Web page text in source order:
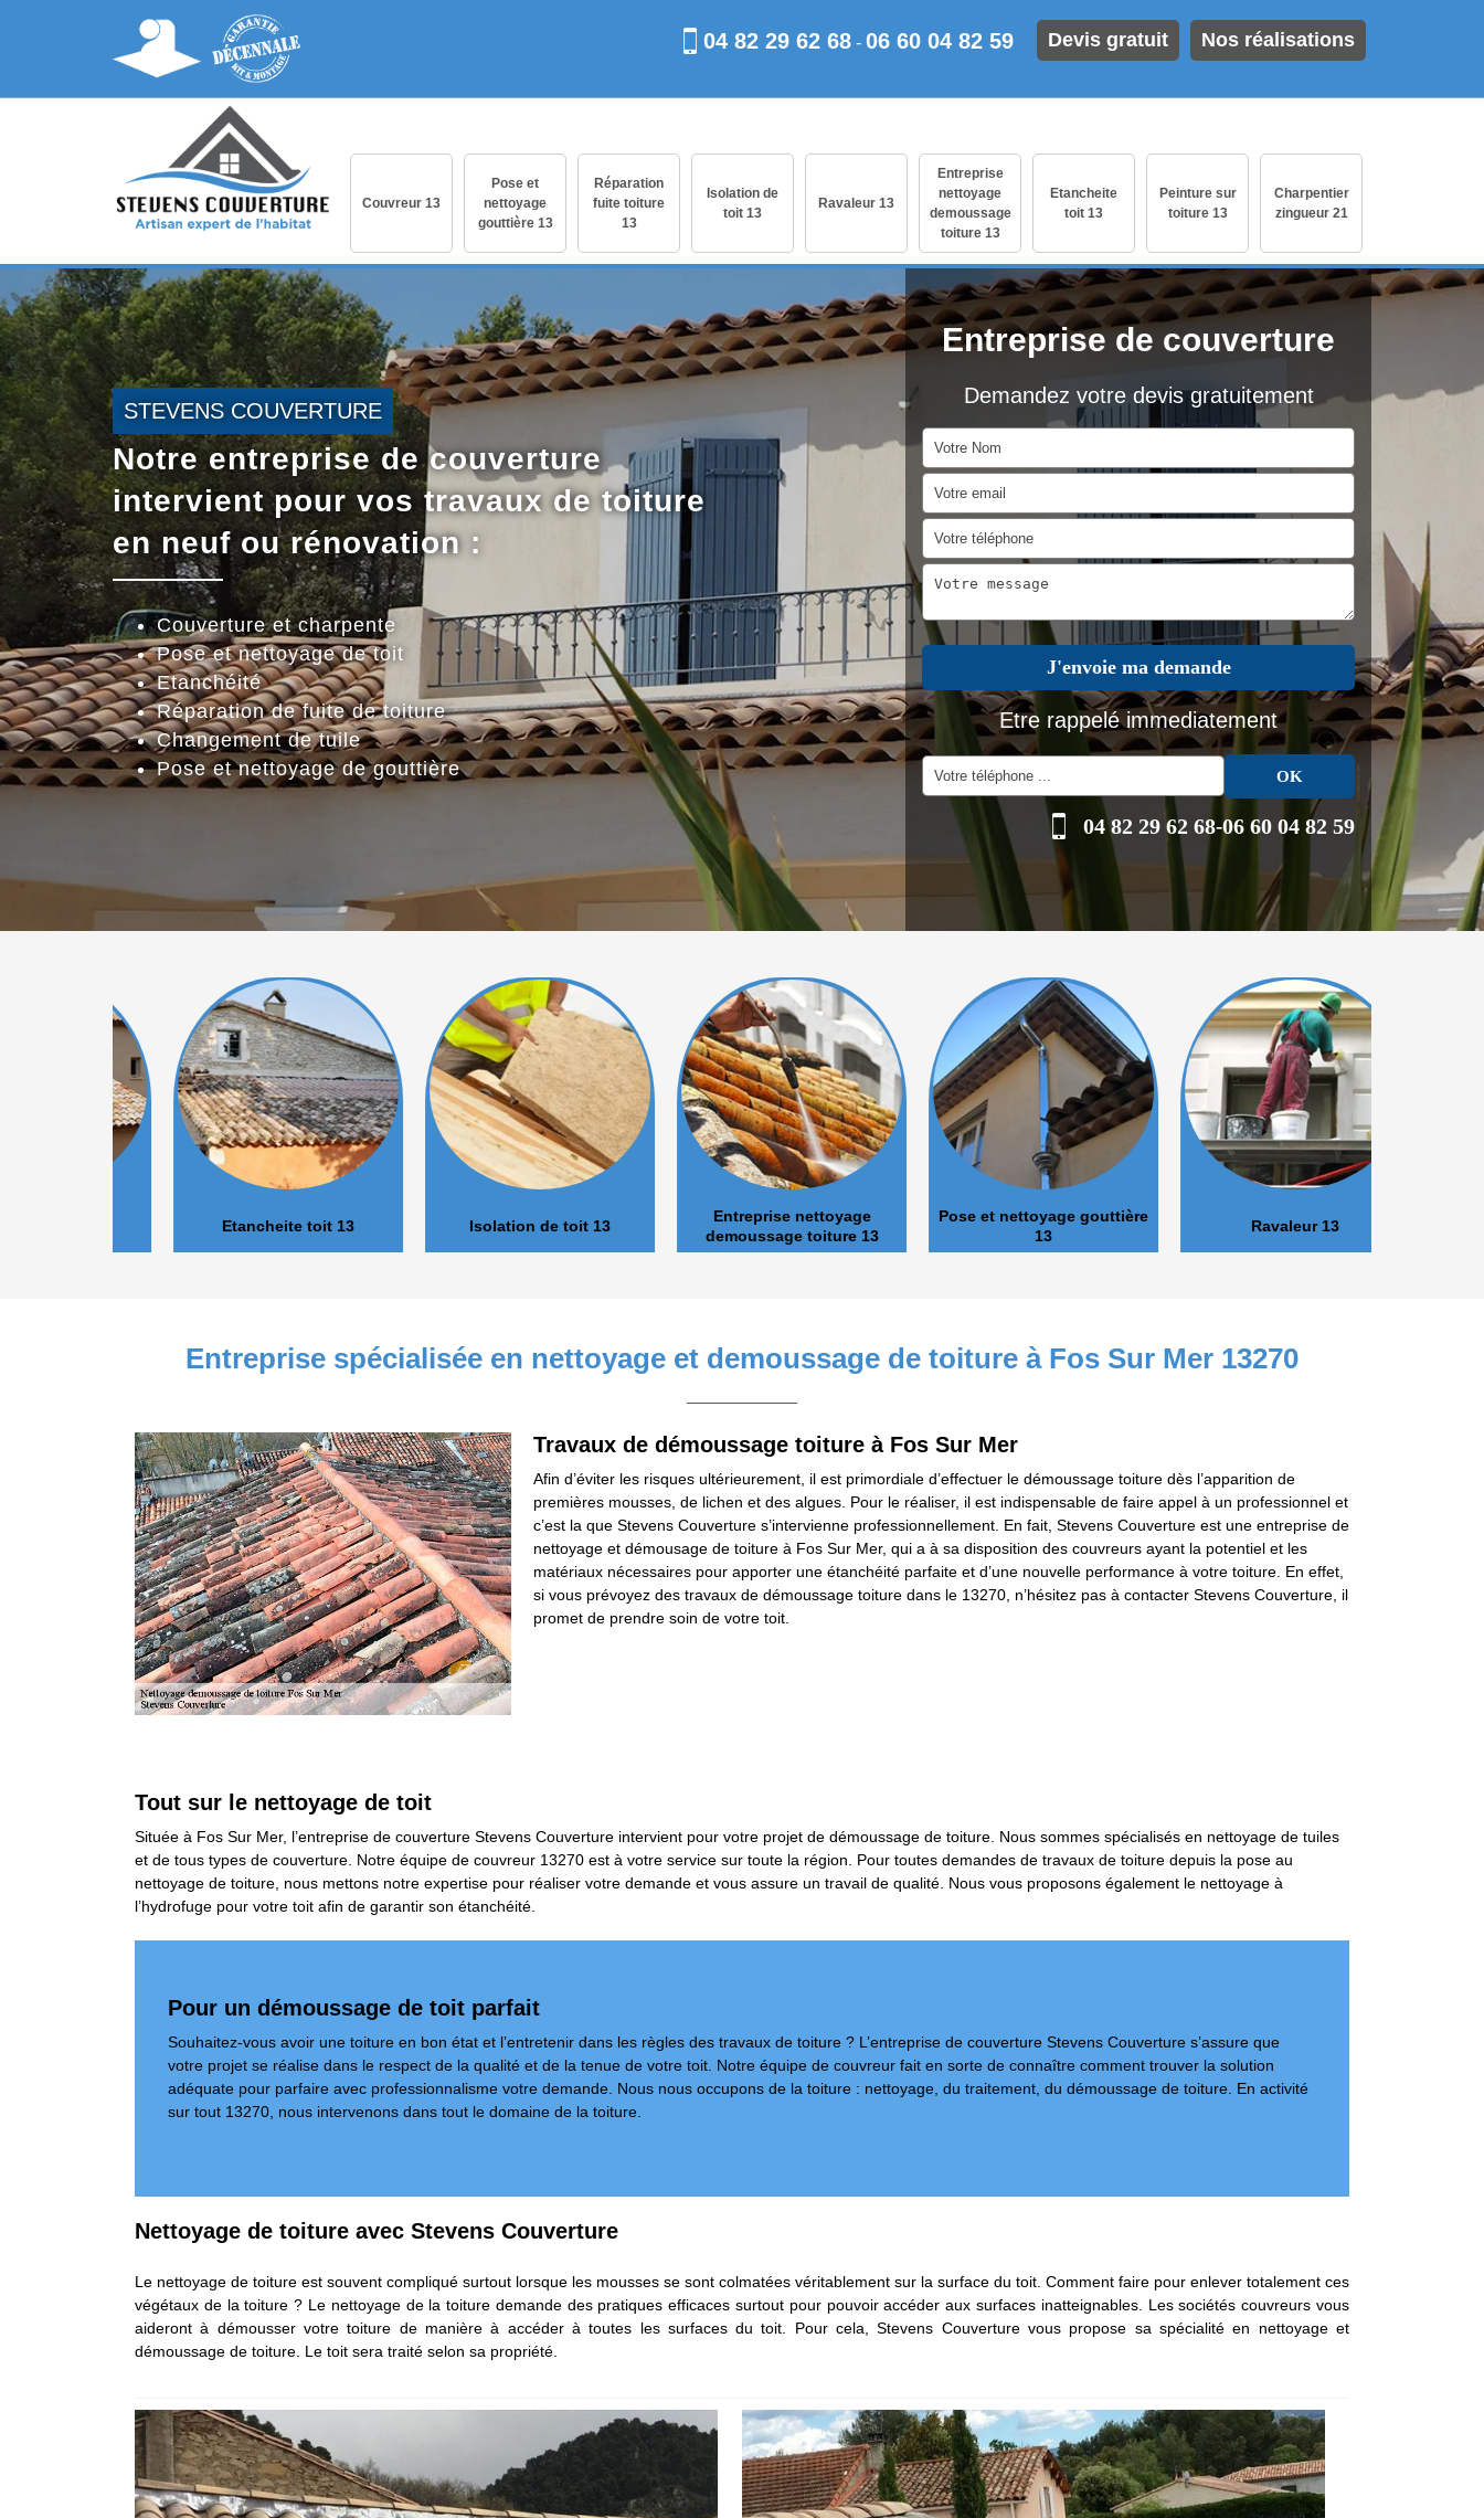
Devis gratuit Nos réalisations
04 82 29 62 68 - 06 60 04 82 59
Couvreur 13
Pose et
nettoyage
gouttière 13
Réparation
fuite toiture
13
Isolation de
toit 13
Ravaleur 13
Entreprise
nettoyage
demoussage
toiture 13
Etancheite
toit 13
Peinture sur
toiture 13
Charpentier
zingueur 21
Entreprise de couverture
Demandez votre devis gratuitement
Etre rappelé immediatement
04 82 29 62 68-06 60 04 82 59
STEVENS COUVERTURE
Notre entreprise de couverture
intervient pour vos travaux de toiture
en neuf ou rénovation :
Couverture et charpente
Pose et nettoyage de toit
Etanchéité
Réparation de fuite de toiture
Changement de tuile
Pose et nettoyage de gouttière
Etancheite toit 13 Isolation de toit 13
Entreprise nettoyage
demoussage toiture 13
Pose et nettoyage gouttière
Ravaleur 13
Entreprise spécialisée en nettoyage et demoussage de toiture à Fos Sur Mer 13270
Travaux de démoussage toiture à Fos Sur Mer
Afin d’éviter les risques ultérieurement, il est primordiale d’effectuer le démoussage toiture dès l’apparition de
premières mousses, de lichen et des algues. Pour le réaliser, il est indispensable de faire appel à un professionnel et
c’est la que Stevens Couverture s’intervienne professionnellement. En fait, Stevens Couverture est une entreprise de
nettoyage et démousage de toiture à Fos Sur Mer, qui a à sa disposition des couvreurs ayant la potentiel et les
matériaux nécessaires pour apporter une étanchéité parfaite et d’une nouvelle performance à votre toiture. En effet,
si vous prévoyez des travaux de démoussage toiture dans le 13270, n’hésitez pas à contacter Stevens Couverture, il
promet de prendre soin de votre toit.
Tout sur le nettoyage de toit
Située à Fos Sur Mer, l’entreprise de couverture Stevens Couverture intervient pour votre projet de démoussage de toiture. Nous sommes spécialisés en nettoyage de tuiles
et de tous types de couverture. Notre équipe de couvreur 13270 est à votre service sur toute la région. Pour toutes demandes de travaux de toiture depuis la pose au
nettoyage de toiture, nous mettons notre expertise pour réaliser votre demande et vous assure un travail de qualité. Nous vous proposons également le nettoyage à
l’hydrofuge pour votre toit afin de garantir son étanchéité.
Pour un démoussage de toit parfait
Souhaitez-vous avoir une toiture en bon état et l’entretenir dans les règles des travaux de toiture ? L’entreprise de couverture Stevens Couverture s’assure que
votre projet se réalise dans le respect de la qualité et de la tenue de votre toit. Notre équipe de couvreur fait en sorte de connaître comment trouver la solution
adéquate pour parfaire avec professionnalisme votre demande. Nous nous occupons de la toiture : nettoyage, du traitement, du démoussage de toiture. En activité
sur tout 13270, nous intervenons dans tout le domaine de la toiture.
Nettoyage de toiture avec Stevens Couverture
Le nettoyage de toiture est souvent compliqué surtout lorsque les mousses se sont colmatées véritablement sur la surface du toit. Comment faire pour enlever totalement ces
végétaux de la toiture ? Le nettoyage de la toiture demande des pratiques efficaces surtout pour pouvoir accéder aux surfaces inatteignables. Les sociétés couvreurs vous
aideront à démousser votre toiture de manière à accéder à toutes les surfaces du toit. Pour cela, Stevens Couverture vous propose sa spécialité en nettoyage et
démoussage de toiture. Le toit sera traité selon sa propriété.